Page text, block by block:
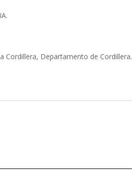
Cordillera, Departamento de Cordillera.